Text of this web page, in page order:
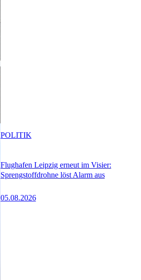
Flughafen Leipzig erneut im Visier:
Sprengstoffdrohne löst Alarm aus
05.08.2026
POLITIK